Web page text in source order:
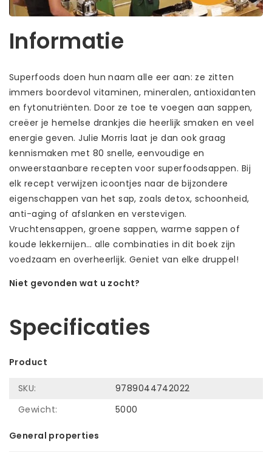
Informatie
Superfoods doen hun naam alle eer aan: ze zitten
immers boordevol vitaminen, mineralen, antioxidanten
en fytonutriënten. Door ze toe te voegen aan sappen,
creëer je hemelse drankjes die heerlijk smaken en veel
energie geven. Julie Morris laat je dan ook graag
kennismaken met 80 snelle, eenvoudige en
onweerstaanbare recepten voor superfoodsappen. Bij
elk recept verwijzen icoontjes naar de bijzondere
eigenschappen van het sap, zoals detox, schoonheid,
anti-aging of afslanken en verstevigen.
Vruchtensappen, groene sappen, warme sappen of
koude lekkernijen… alle combinaties in dit boek zijn
voedzaam en overheerlijk. Geniet van elke druppel!
Niet gevonden wat u zocht?
Specificaties
Product
SKU:
9789044742022
Gewicht:
5000
General properties